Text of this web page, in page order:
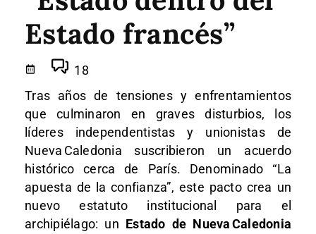
Estado francés”
18
Tras años de tensiones y enfrentamientos
que culminaron en graves disturbios, los
líderes independentistas y unionistas de
Nueva Caledonia suscribieron un acuerdo
histórico cerca de París. Denominado “La
apuesta de la confianza”, este pacto crea un
nuevo estatuto institucional para el
archipiélago: un Estado de Nueva Caledonia